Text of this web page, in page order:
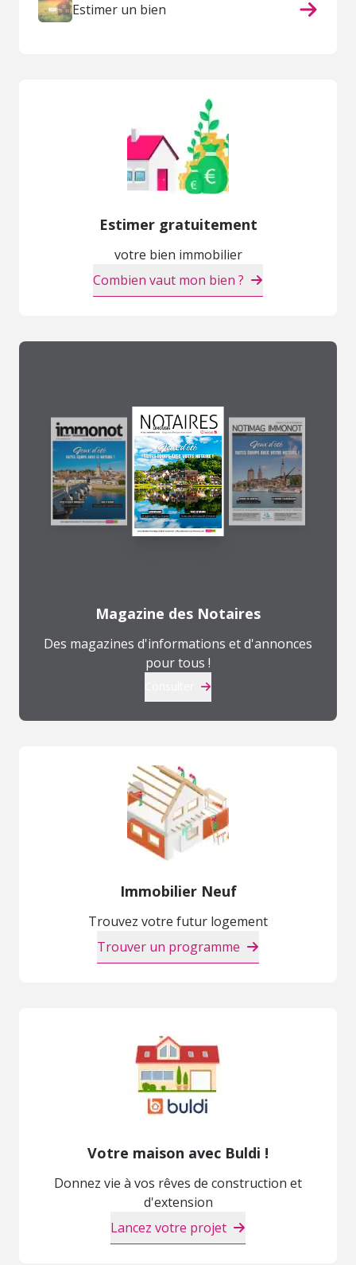
Estimer un bien
Estimer gratuitement
votre bien immobilier
Combien vaut mon bien ?
Magazine des Notaires
Des magazines d'informations et d'annonces
pour tous !
Immobilier Neuf
Trouvez votre futur logement
Trouver un programme
Votre maison avec Buldi !
Donnez vie à vos rêves de construction et
d'extension
Lancez votre projet